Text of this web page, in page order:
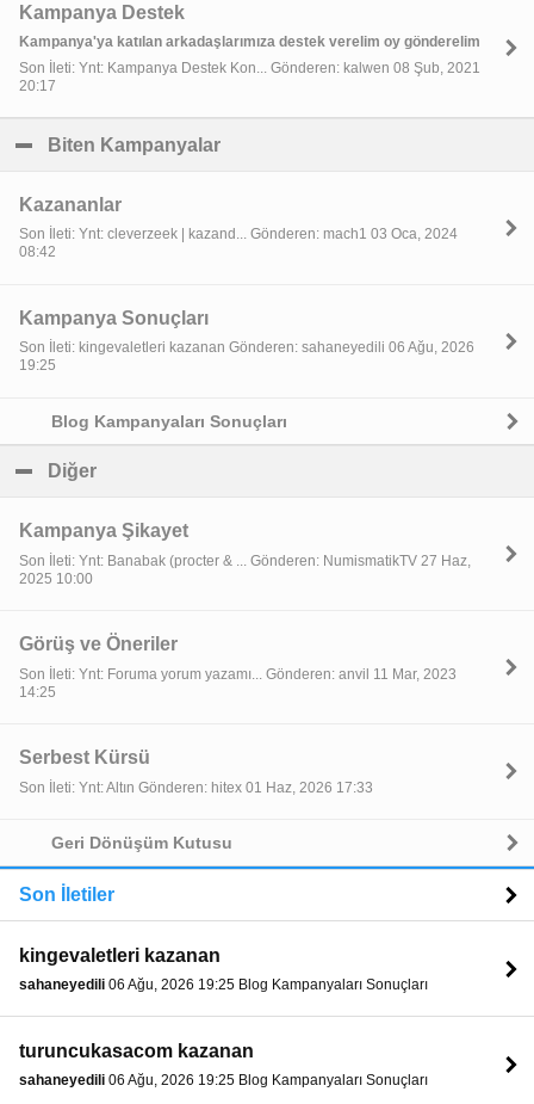
Kampanya Destek
Kampanya'ya katılan arkadaşlarımıza destek verelim oy gönderelim
Son İleti: Ynt: Kampanya Destek Kon... Gönderen: kalwen 08 Şub, 2021
20:17
Biten Kampanyalar
Kazananlar
Son İleti: Ynt: cleverzeek | kazand... Gönderen: mach1 03 Oca, 2024
08:42
Kampanya Sonuçları
Son İleti: kingevaletleri kazanan Gönderen: sahaneyedili 06 Ağu, 2026
19:25
Blog Kampanyaları Sonuçları
Diğer
Kampanya Şikayet
Son İleti: Ynt: Banabak (procter & ... Gönderen: NumismatikTV 27 Haz,
2025 10:00
Görüş ve Öneriler
Son İleti: Ynt: Foruma yorum yazamı... Gönderen: anvil 11 Mar, 2023
14:25
Serbest Kürsü
Son İleti: Ynt: Altın Gönderen: hitex 01 Haz, 2026 17:33
Geri Dönüşüm Kutusu
Son İletiler
kingevaletleri kazanan
sahaneyedili 06 Ağu, 2026 19:25 Blog Kampanyaları Sonuçları
turuncukasacom kazanan
sahaneyedili 06 Ağu, 2026 19:25 Blog Kampanyaları Sonuçları